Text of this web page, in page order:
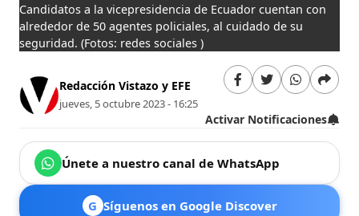
Candidatos a la vicepresidencia de Ecuador cuentan con
alrededor de 50 agentes policiales, al cuidado de su
seguridad.(Fotos: redes sociales )
Redacción Vistazo y EFE
jueves, 5 octubre 2023 - 16:25
Activar Notificaciones
Únete a nuestro canal de WhatsApp
G Síguenos en Google Discover